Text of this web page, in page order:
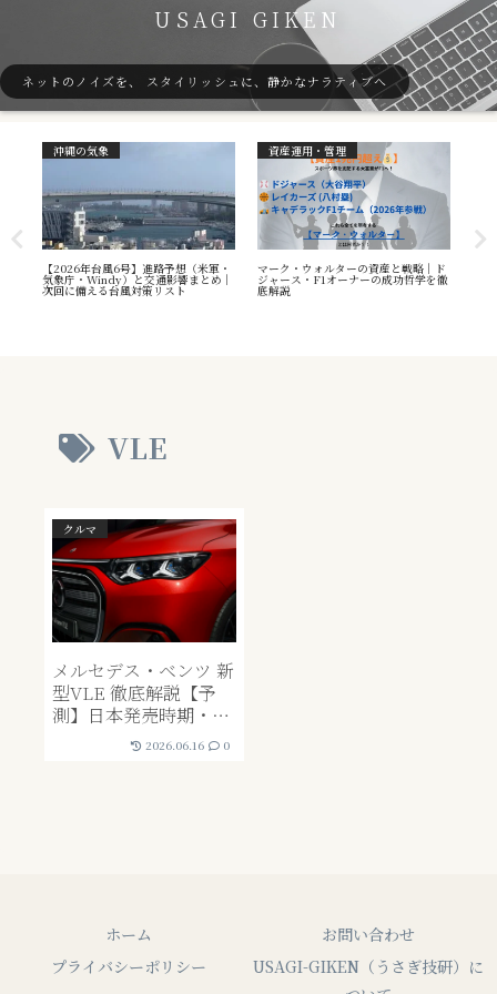
USAGI GIKEN
ネットのノイズを、 スタイリッシュに、静かなナラティブへ
沖縄の気象
【2026年台風6号】進路予想（米軍・
気象庁・Windy）と交通影響まとめ｜
次回に備える台風対策リスト
資産運用・管理
マーク・ウォルターの資産と戦略｜ド
ジャース・F1オーナーの成功哲学を徹
底解説
VLE
クルマ
メルセデス・ベンツ 新
型VLE 徹底解説【予
測】日本発売時期・価
格・リセールバリュー
は？｜EV否定派の私が
2026.06.16 0
ホーム
お問い合わせ
プライバシーポリシー
USAGI-GIKEN（うさぎ技研）に